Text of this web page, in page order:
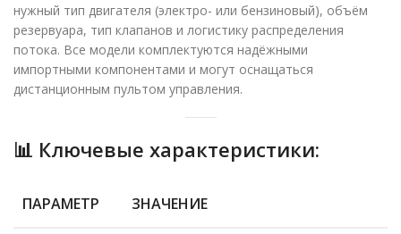
нужный тип двигателя (электро- или бензиновый), объём
резервуара, тип клапанов и логистику распределения
потока. Все модели комплектуются надёжными
импортными компонентами и могут оснащаться
дистанционным пультом управления.
📊 Ключевые характеристики:
ПАРАМЕТР ЗНАЧЕНИЕ